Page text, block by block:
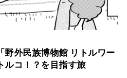
野外民族博物館 リトルワー
ルコ！？を目指す旅